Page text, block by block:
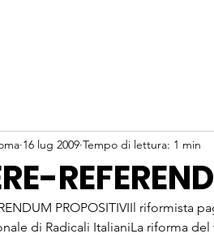
16 lug 2009 Tempo di lettura: 1 min
PROPOSITIVIIl
di Radicali ItalianiLa riforma